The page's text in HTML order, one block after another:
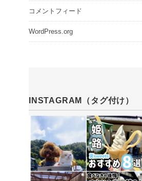
コメントフィード
WordPress.org
INSTAGRAM（タグ付け）